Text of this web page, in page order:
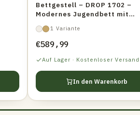
Bettgestell – DROP 1702 –
Modernes Jugendbett mit
1 Variante
€589,99
Auf Lager · Kostenloser Versand
In den Warenkorb